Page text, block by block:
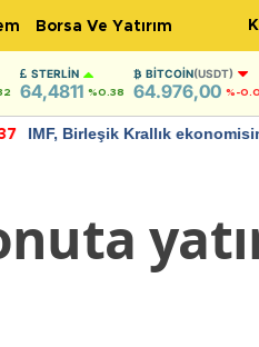
Borsa Ve Yatırım
STERLIN
64,4811 %0.38
BITCOIN(USDT)
64.976,00 %-
IMF, Birleşik Krallık